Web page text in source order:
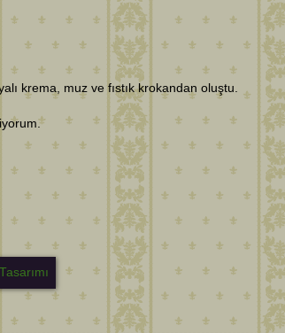
krema, muz ve fıstık krokandan oluştu.